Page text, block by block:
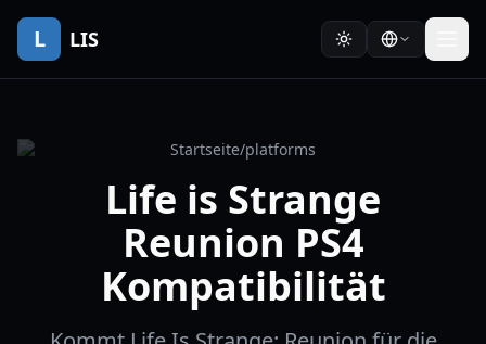
L LIS
Startseite/platforms
Life is Strange
Reunion PS4
Kompatibilität